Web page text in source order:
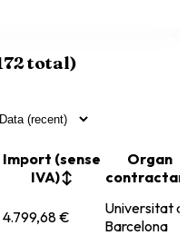
total)
Import (sense
IVA)↕
Organ
4.799,68 €
Universitat
Barcelona